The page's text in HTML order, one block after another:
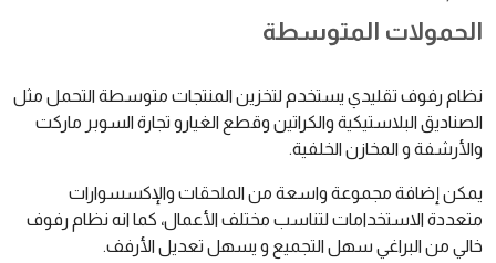
الحمولات المتوسطة
نظام رفوف تقليدي يستخدم لتخزين المنتجات متوسطة التحمل مثل
الصناديق البلاستيكية والكراتين وقطع الغيارو تجارة السوبر ماركت
والأرشفة و المخازن الخلفية.
يمكن إضافة مجموعة واسعة من الملحقات والإكسسوارات
متعددة الاستخدامات لتناسب مختلف الأعمال، كما انه نظام رفوف
خالي من البراغي سهل التجميع و يسهل تعديل الأرفف.